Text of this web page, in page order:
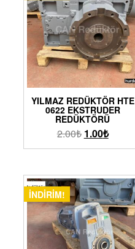
YILMAZ REDÜKTÖR HTE
0622 EKSTRUDER
REDÜKTÖRÜ
2.00₺ 1.00₺
İNDIRIM!